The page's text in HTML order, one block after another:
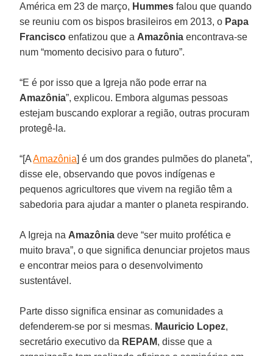
América em 23 de março, Hummes falou que quando
se reuniu com os bispos brasileiros em 2013, o Papa
Francisco enfatizou que a Amazônia encontrava-se
num “momento decisivo para o futuro”.
“E é por isso que a Igreja não pode errar na
Amazônia”, explicou. Embora algumas pessoas
estejam buscando explorar a região, outras procuram
protegê-la.
“[AAmazônia] é um dos grandes pulmões do planeta”,
disse ele, observando que povos indígenas e
pequenos agricultores que vivem na região têm a
sabedoria para ajudar a manter o planeta respirando.
A Igreja na Amazônia deve “ser muito profética e
muito brava”, o que significa denunciar projetos maus
e encontrar meios para o desenvolvimento
sustentável.
Parte disso significa ensinar as comunidades a
defenderem-se por si mesmas. Mauricio Lopez,
secretário executivo da REPAM, disse que a